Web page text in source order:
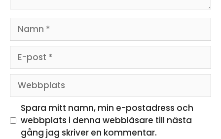
Namn
post
Webbplats
Spara mitt namn, min e-postadress och
webbplats i denna webbläsare till nästa
gång jag skriver en kommentar.